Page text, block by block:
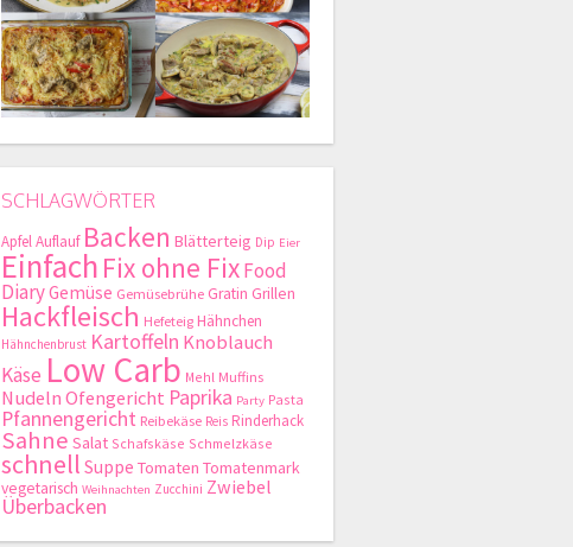
SCHLAGWÖRTER
ApfelAuflauf Backen Blätterteig Dip Eier
Einfach Fix ohne FixFood
DiaryGemüse Gemüsebrühe Gratin Grillen
Hackfleisch Hefeteig Hähnchen
Hähnchenbrust Kartoffeln Knoblauch
Käse Low Carb Mehl Muffins
NudelnOfengericht Paprika Party Pasta
Pfannengericht Reibekäse Reis Rinderhack
Sahne Salat Schafskäse Schmelzkäse
schnell Suppe Tomaten Tomatenmark
vegetarisch Weihnachten Zucchini Zwiebel
Überbacken